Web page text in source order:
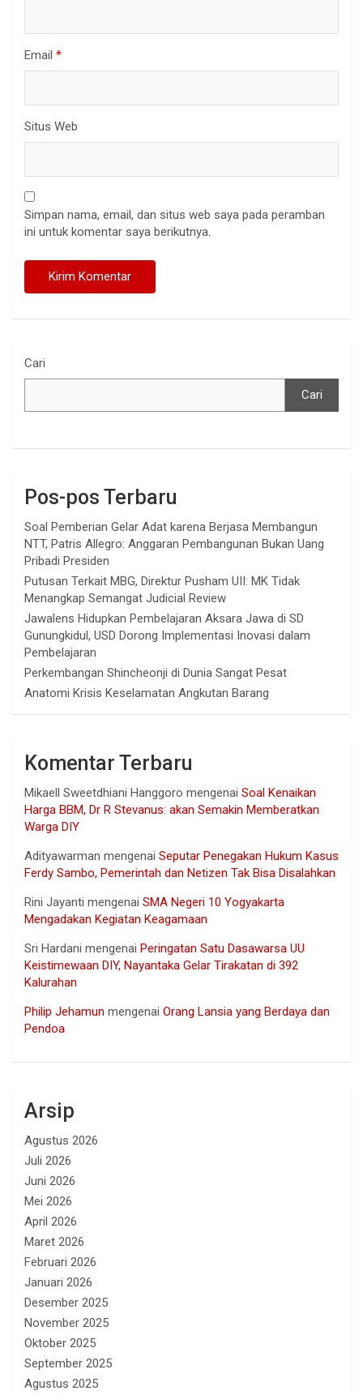
Email *
Situs Web
Simpan nama, email, dan situs web saya pada peramban
ini untuk komentar saya berikutnya.
Cari
Cari
Pos-pos Terbaru
Soal Pemberian Gelar Adat karena Berjasa Membangun
NTT, Patris Allegro: Anggaran Pembangunan Bukan Uang
Pribadi Presiden
Putusan Terkait MBG, Direktur Pusham UII: MK Tidak
Menangkap Semangat Judicial Review
Jawalens Hidupkan Pembelajaran Aksara Jawa di SD
Gunungkidul, USD Dorong Implementasi Inovasi dalam
Pembelajaran
Perkembangan Shincheonji di Dunia Sangat Pesat
Anatomi Krisis Keselamatan Angkutan Barang
Komentar Terbaru
Mikaell Sweetdhiani Hanggoro mengenai Soal Kenaikan
Harga BBM, Dr R Stevanus: akan Semakin Memberatkan
Warga DIY
Adityawarman mengenai Seputar Penegakan Hukum Kasus
Ferdy Sambo, Pemerintah dan Netizen Tak Bisa Disalahkan
Rini Jayanti mengenai SMA Negeri 10 Yogyakarta
Mengadakan Kegiatan Keagamaan
Sri Hardani mengenai Peringatan Satu Dasawarsa UU
Keistimewaan DIY, Nayantaka Gelar Tirakatan di 392
Kalurahan
Philip Jehamun mengenai Orang Lansia yang Berdaya dan
Pendoa
Arsip
Agustus 2026
Juli 2026
Juni 2026
Mei 2026
April 2026
Maret 2026
Februari 2026
Januari 2026
Desember 2025
November 2025
Oktober 2025
September 2025
Agustus 2025